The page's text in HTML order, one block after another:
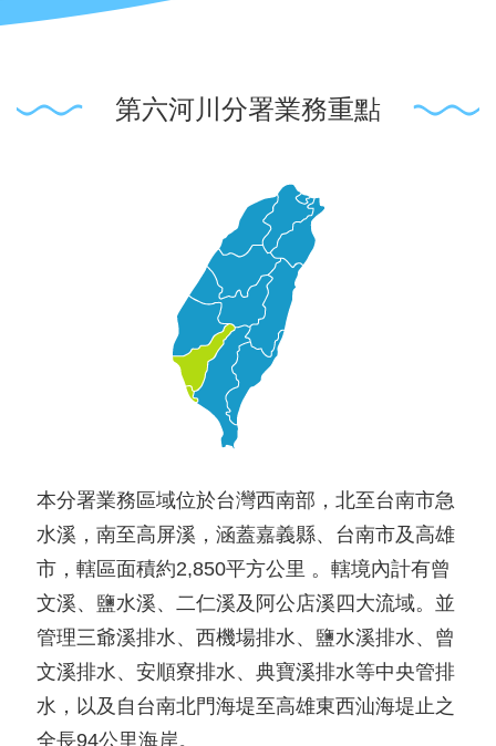
第六河川分署業務重點
本分署業務區域位於台灣西南部，北至台南市急
水溪，南至高屏溪，涵蓋嘉義縣、台南市及高雄
市，轄區面積約2,850平方公里 。轄境內計有曾
文溪、鹽水溪、二仁溪及阿公店溪四大流域。並
管理三爺溪排水、西機場排水、鹽水溪排水、曾
文溪排水、安順寮排水、典寶溪排水等中央管排
水，以及自台南北門海堤至高雄東西汕海堤止之
全長94公里海岸。